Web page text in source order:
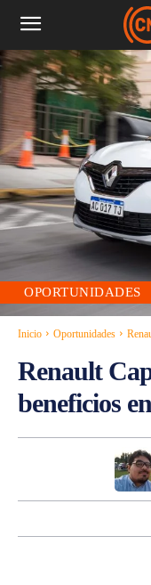
OPORTUNIDADES
Inicio Oportunidades
Renault
beneficios